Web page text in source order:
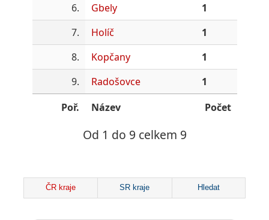
6.
Gbely
1
7.
Holíč
1
8.
Kopčany
1
9.
Radošovce
1
Poř.
Název Počet
Od 1 do 9 celkem 9
ČR kraje SR kraje Hledat